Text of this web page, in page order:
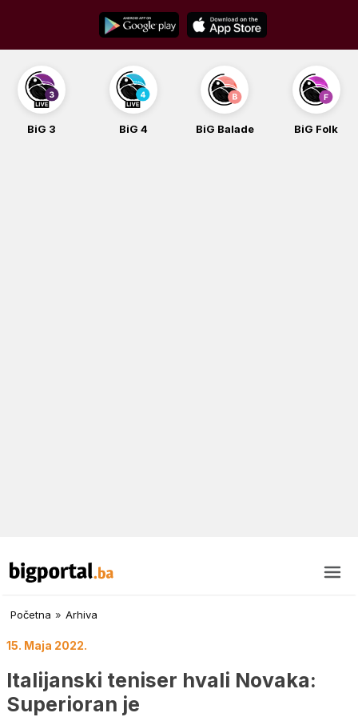
content
BiG 3 BiG 4 BiG Balade BiG Folk
Početna » Arhiva
15. Maja 2022.
Italijanski teniser hvali Novaka:
Superioran je